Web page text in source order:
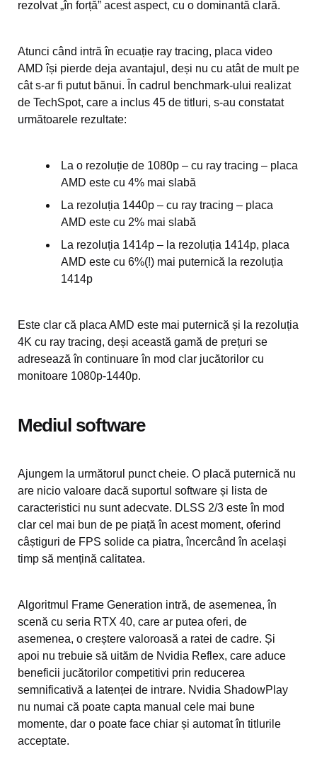
rezolvat „în forță” acest aspect, cu o dominantă clară.
Atunci când intră în ecuație ray tracing, placa video
AMD își pierde deja avantajul, deși nu cu atât de mult pe
cât s-ar fi putut bănui. În cadrul benchmark-ului realizat
de TechSpot, care a inclus 45 de titluri, s-au constatat
următoarele rezultate:
La o rezoluție de 1080p – cu ray tracing – placa
AMD este cu 4% mai slabă
La rezoluția 1440p – cu ray tracing – placa
AMD este cu 2% mai slabă
La rezoluția 1414p – la rezoluția 1414p, placa
AMD este cu 6%(!) mai puternică la rezoluția
1414p
Este clar că placa AMD este mai puternică și la rezoluția
4K cu ray tracing, deși această gamă de prețuri se
adresează în continuare în mod clar jucătorilor cu
monitoare 1080p-1440p.
Mediul software
Ajungem la următorul punct cheie. O placă puternică nu
are nicio valoare dacă suportul software și lista de
caracteristici nu sunt adecvate. DLSS 2/3 este în mod
clar cel mai bun de pe piață în acest moment, oferind
câștiguri de FPS solide ca piatra, încercând în același
timp să mențină calitatea.
Algoritmul Frame Generation intră, de asemenea, în
scenă cu seria RTX 40, care ar putea oferi, de
asemenea, o creștere valoroasă a ratei de cadre. Și
apoi nu trebuie să uităm de Nvidia Reflex, care aduce
beneficii jucătorilor competitivi prin reducerea
semnificativă a latenței de intrare. Nvidia ShadowPlay
nu numai că poate capta manual cele mai bune
momente, dar o poate face chiar și automat în titlurile
acceptate.